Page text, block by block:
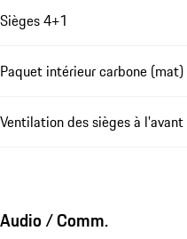
Sièges 4+1
Paquet intérieur carbone (mat)
Ventilation des sièges à l'avant
Audio / Comm.